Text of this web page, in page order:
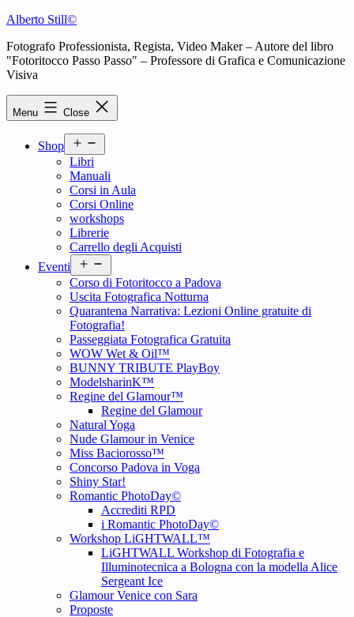
Skip
content
Alberto Still©
Fotografo Professionista, Regista, Video Maker – Autore del libro
"Fotoritocco Passo Passo" – Professore di Grafica e Comunicazione
Visiva
Menu Close
Shop
menu
Libri
Manuali
Corsi in Aula
Corsi Online
workshops
Librerie
Carrello degli Acquisti
Eventi
menu
Corso di Fotoritocco a Padova
Uscita Fotografica Notturna
Quarantena Narrativa: Lezioni Online gratuite di
Fotografia!
Passeggiata Fotografica Gratuita
WOW Wet & Oil™
BUNNY TRIBUTE PlayBoy
ModelsharinK™
Regine del Glamour™
Regine del Glamour
Natural Yoga
Nude Glamour in Venice
Miss Baciorosso™
Concorso Padova in Voga
Shiny Star!
Romantic PhotoDay©
Accrediti RPD
i Romantic PhotoDay©
Workshop LiGHTWALL™
LiGHTWALL Workshop di Fotografia e
Illuminotecnica a Bologna con la modella Alice
Sergeant Ice
Glamour Venice con Sara
Proposte